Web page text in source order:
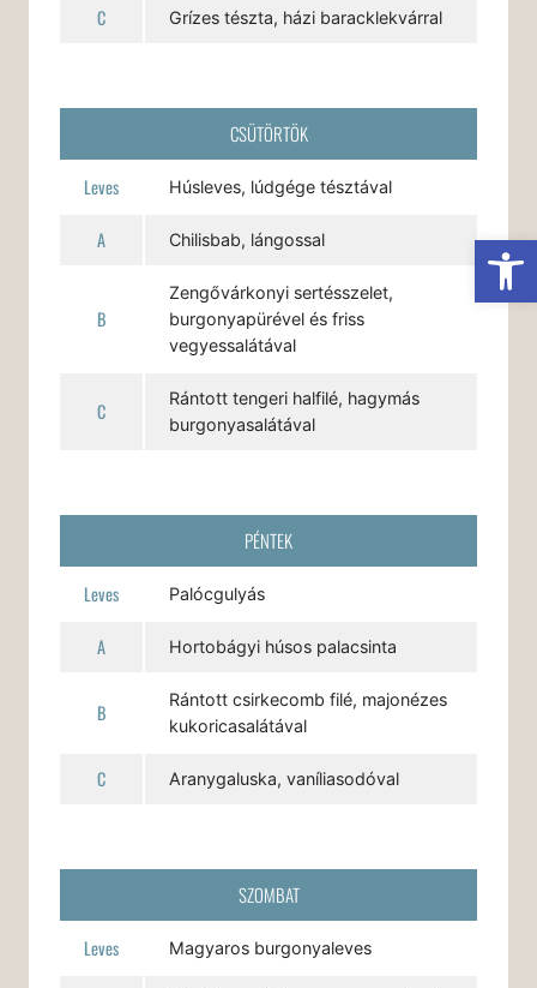
C Grízes tészta, házi baracklekvárral
CSÜTÖRTÖK
Leves Húsleves, lúdgége tésztával
A Chilisbab, lángossal
B
Zengővárkonyi sertésszelet,
burgonyapürével és friss
vegyessalátával
C
Rántott tengeri halfilé, hagymás
burgonyasalátával
PÉNTEK
Leves Palócgulyás
A Hortobágyi húsos palacsinta
B
Rántott csirkecomb filé, majonézes
kukoricasalátával
C Aranygaluska, vaníliasodóval
SZOMBAT
Leves Magyaros burgonyaleves